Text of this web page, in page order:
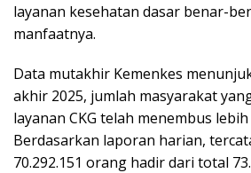
layanan kesehatan dasar benar-
manfaatnya.
Data mutakhir Kemenkes
akhir 2025, jumlah masyarakat
layanan CKG telah menembus
Berdasarkan laporan harian,
70.292.151 orang hadir dari total